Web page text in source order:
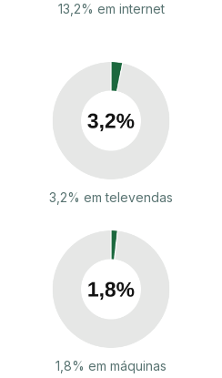
13,2% em internet
3,2% em televendas
1,8% em máquinas